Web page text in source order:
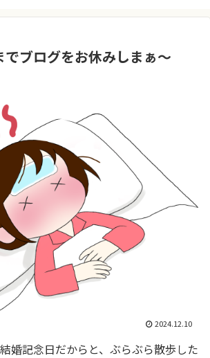
ブログをお休みしまぁ～
2024.12.10
婚記念日だからと、ぶらぶら散歩した